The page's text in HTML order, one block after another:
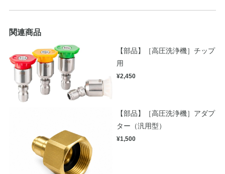
関連商品
【部品】［高圧洗浄機］チップ
用
¥2,450
【部品】［高圧洗浄機］アダプ
ター（汎用型）
¥1,500